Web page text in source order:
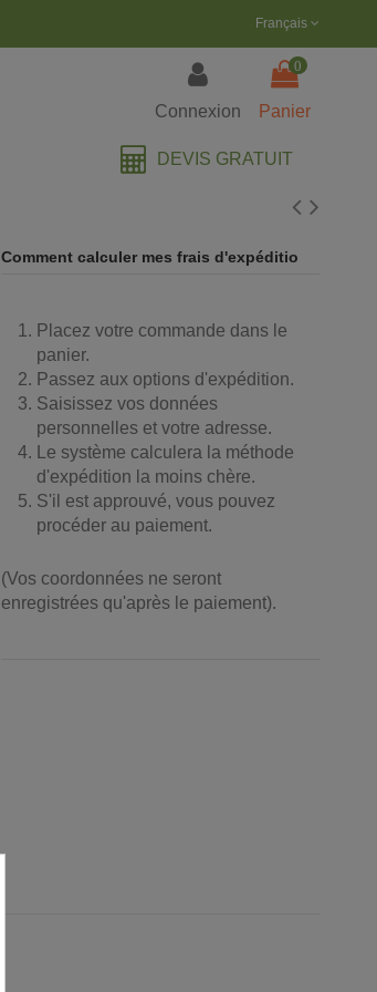
Français
Connexion
0
Panier
DEVIS GRATUIT
Comment calculer mes frais d'expéditio
Placez votre commande dans le
panier.
Passez aux options d'expédition.
Saisissez vos données
personnelles et votre adresse.
Le système calculera la méthode
d'expédition la moins chère.
S'il est approuvé, vous pouvez
procéder au paiement.
(Vos coordonnées ne seront
enregistrées qu'après le paiement).